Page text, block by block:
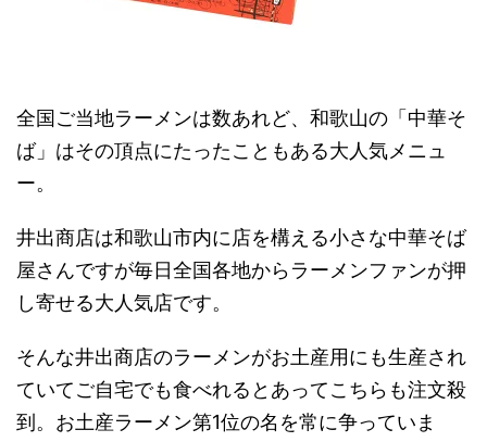
全国ご当地ラーメンは数あれど、和歌山の「中華そ
ば」はその頂点にたったこともある大人気メニュ
ー。
井出商店は和歌山市内に店を構える小さな中華そば
屋さんですが毎日全国各地からラーメンファンが押
し寄せる大人気店です。
そんな井出商店のラーメンがお土産用にも生産され
ていてご自宅でも食べれるとあってこちらも注文殺
到。お土産ラーメン第1位の名を常に争っていま